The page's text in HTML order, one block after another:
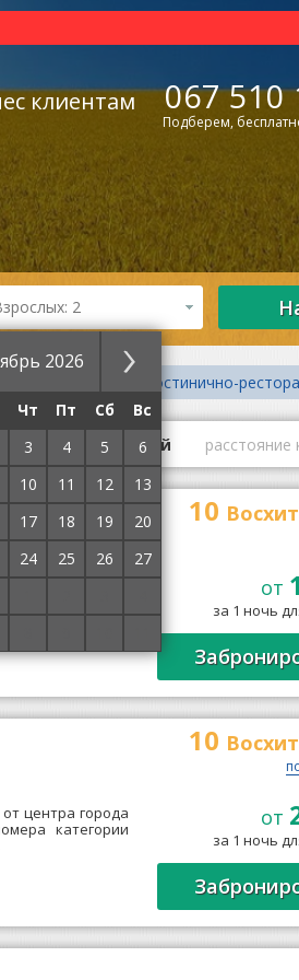
клиентам 067 510
Подберем,
2026
Чт Пт Сб
Вс
3 4 5
6
10 11 12
13
17 18 19
20
24 25 26
27
2
Гостинично-
оценки гостей расстояние
в Сыховском
после
В...→
10
от
за 1 ночь
центра города
категории
10
от
за 1 ночь